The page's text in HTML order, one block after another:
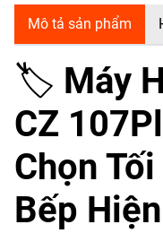
Mô tả sản phẩm
🏷 Máy
CZ
Chọn
Bếp